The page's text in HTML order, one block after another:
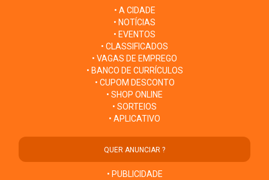
• A CIDADE
• NOTÍCIAS
• EVENTOS
• CLASSIFICADOS
• VAGAS DE EMPREGO
• BANCO DE CURRÍCULOS
• CUPOM DESCONTO
• SHOP ONLINE
• SORTEIOS
• APLICATIVO
QUER ANUNCIAR ?
• PUBLICIDADE